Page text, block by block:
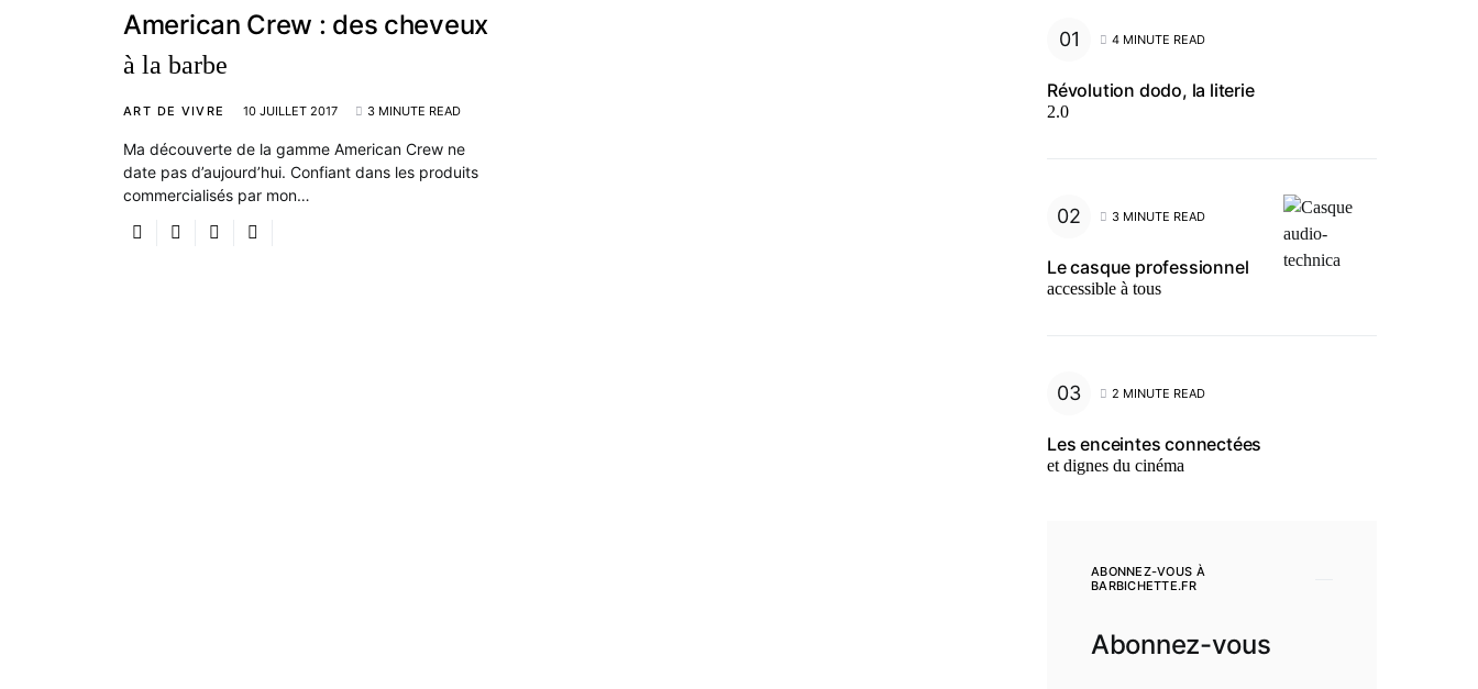
American Crew : des cheveux
à la barbe
ART DE VIVRE 10 JUILLET 2017 3 MINUTE READ
Ma découverte de la gamme American Crew ne
date pas d’aujourd’hui. Confiant dans les produits
commercialisés par mon…
4 MINUTE READ
Révolution dodo, la literie
2.0
3 MINUTE READ
Le casque professionnel
accessible à tous
2 MINUTE READ
Les enceintes connectées
et dignes du cinéma
ABONNEZ-VOUS À
BARBICHETTE.FR
Abonnez-vous